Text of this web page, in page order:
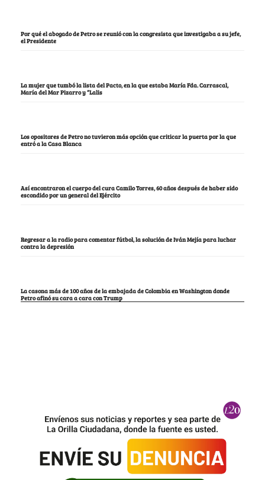
Por qué el abogado de Petro se reunió con la congresista que investigaba a su jefe,
el Presidente
La mujer que tumbó la lista del Pacto, en la que estaba María Fda. Carrascal,
María del Mar Pizarro y “Lalis
Los opositores de Petro no tuvieron más opción que criticar la puerta por la que
entró a la Casa Blanca
Así encontraron el cuerpo del cura Camilo Torres, 60 años después de haber sido
escondido por un general del Ejército
Regresar a la radio para comentar fútbol, la solución de Iván Mejía para luchar
contra la depresión
La casona más de 100 años de la embajada de Colombia en Washington donde
Petro afinó su cara a cara con Trump